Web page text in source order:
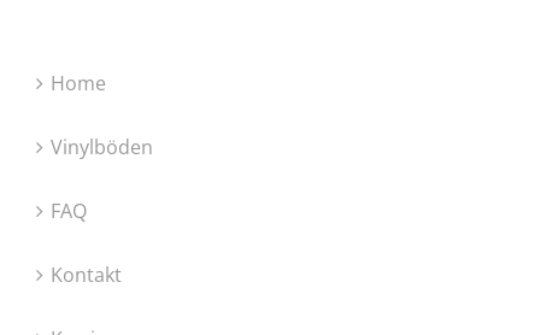
Home
Vinylböden
FAQ
Kontakt